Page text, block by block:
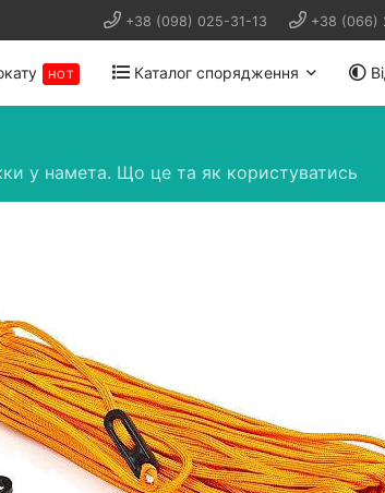
+38 (098) 025-31-13 +38 (066)
HOT Каталог спорядження
у намета. Що це та як користуватись